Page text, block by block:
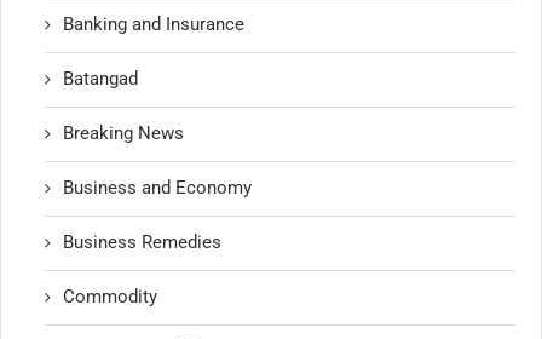
Banking and Insurance
Batangad
Breaking News
Business and Economy
Business Remedies
Commodity